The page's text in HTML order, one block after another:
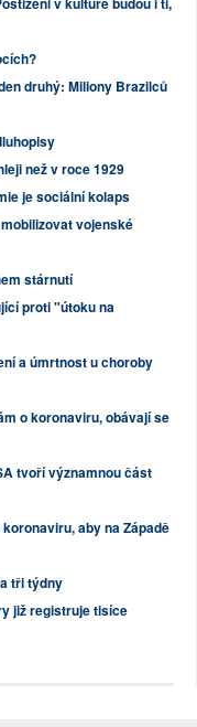
druhý: Miliony Brazilců
než v roce 1929
je sociální kolaps
vojenské
stárnutí
proti "útoku na
a úmrtnost u choroby
o koronaviru, obávají se
tvoří významnou část
aby na Západě
tři týdny
již registruje tisíce